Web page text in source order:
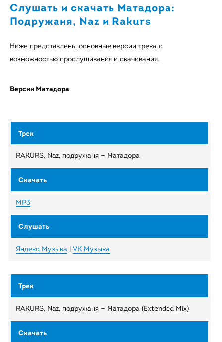
Слушать и скачать Матадора:
Подружаня, Naz и Rakurs
Ниже представлены основные версии трека с
возможностью прослушивания и скачивания.
Версии Матадора
RAKURS, Naz, подружаня — Матадора
MP3
Яндекс Музыка | VK Музыка
RAKURS, Naz, подружаня — Матадора (Extended Mix)